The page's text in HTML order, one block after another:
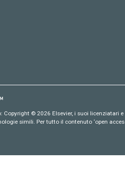
Copyright © 2026 Elsevier, i suoi
simili. Per tutto il contenuto ‘open